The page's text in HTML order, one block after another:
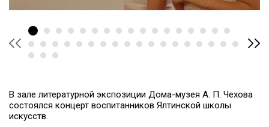
В зале литературной экспозиции Дома-музея А. П. Чехова
состоялся концерт воспитанников Ялтинской школы
искусств.